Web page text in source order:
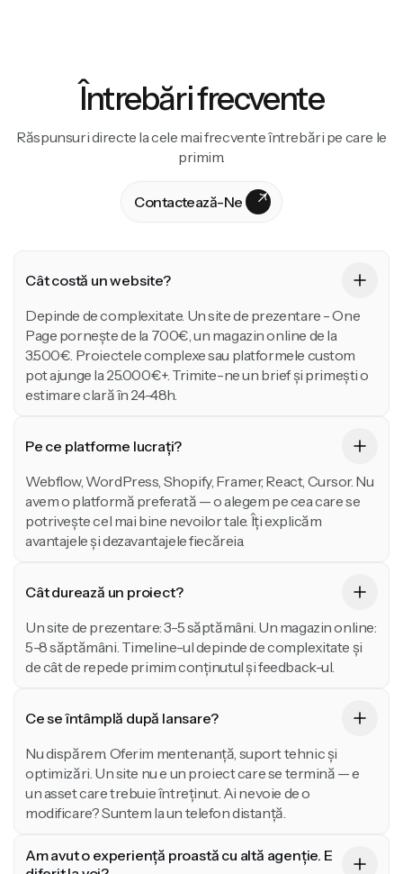
Întrebări frecvente
Răspunsuri directe la cele mai frecvente întrebări pe care le
primim.
Contactează-Ne
Cât costă un website?
Depinde de complexitate. Un site de prezentare - One
Page pornește de la 700€, un magazin online de la
3.500€. Proiectele complexe sau platformele custom
pot ajunge la 25.000€+. Trimite-ne un brief și primești o
estimare clară în 24-48h.
Pe ce platforme lucrați?
Webflow, WordPress, Shopify, Framer, React, Cursor. Nu
avem o platformă preferată — o alegem pe cea care se
potrivește cel mai bine nevoilor tale. Îți explicăm
avantajele și dezavantajele fiecăreia.
Cât durează un proiect?
Un site de prezentare: 3-5 săptămâni. Un magazin online:
5-8 săptămâni. Timeline-ul depinde de complexitate și
de cât de repede primim conținutul și feedback-ul.
Ce se întâmplă după lansare?
Nu dispărem. Oferim mentenanță, suport tehnic și
optimizări. Un site nu e un proiect care se termină — e
un asset care trebuie întreținut. Ai nevoie de o
modificare? Suntem la un telefon distanță.
Am avut o experiență proastă cu altă agenție. E